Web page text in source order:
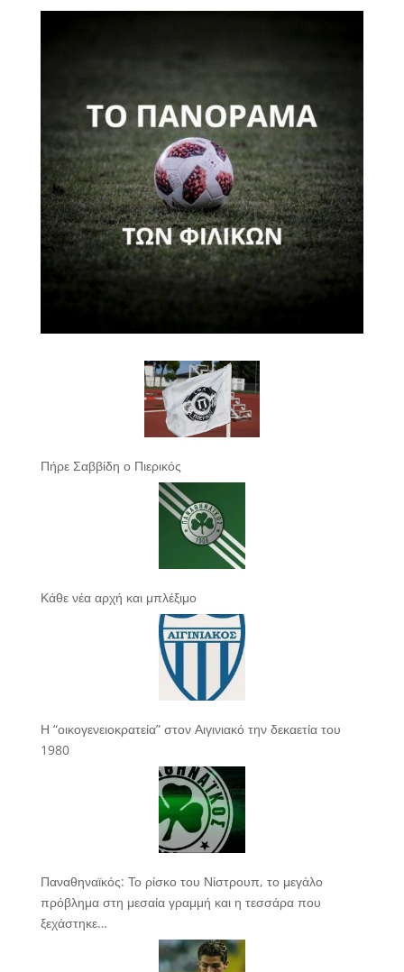
Πήρε Σαββίδη ο Πιερικός
Κάθε νέα αρχή και μπλέξιμο
Η “οικογενειοκρατεία” στον Αιγινιακό την δεκαετία του
1980
Παναθηναϊκός: Το ρίσκο του Νίστρουπ, το μεγάλο
πρόβλημα στη μεσαία γραμμή και η τεσσάρα που
ξεχάστηκε…